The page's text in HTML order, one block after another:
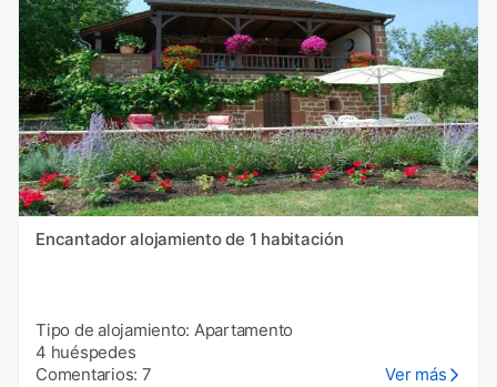
Encantador alojamiento de 1 habitación
Tipo de alojamiento: Apartamento
4 huéspedes
Comentarios: 7
Ver más